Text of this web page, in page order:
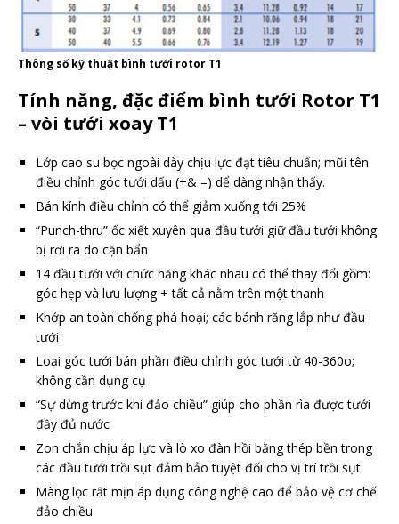
Thông số kỹ thuật bình tưới rotor T1
Tính năng, đặc điểm bình tưới Rotor T1
– vòi tưới xoay T1
Lớp cao su bọc ngoài dày chịu lực đạt tiêu chuẩn; mũi tên
điều chỉnh góc tưới dấu (+& –) dể dàng nhận thấy.
Bán kính điều chỉnh có thể giảm xuống tới 25%
“Punch-thru” ốc xiết xuyên qua đầu tưới giữ đầu tưới không
bị rơi ra do cặn bẩn
14 đầu tưới với chức năng khác nhau có thể thay đổi gồm:
góc hẹp và lưu lượng + tất cả nằm trên một thanh
Khớp an toàn chống phá hoại; các bánh răng lắp như đầu
tưới
Loại góc tưới bán phần điều chỉnh góc tưới từ 40-360o;
không cần dụng cụ
“Sự dừng trước khi đảo chiều” giúp cho phần rìa được tưới
đầy đủ nước
Zon chắn chịu áp lực và lò xo đàn hồi bằng thép bền trong
các đầu tưới trồi sụt đảm bảo tuyệt đối cho vị trí trồi sụt.
Màng lọc rất mịn áp dụng công nghệ cao để bảo vệ cơ chế
đảo chiều